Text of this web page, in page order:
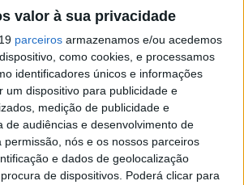
valor à sua privacidade
parceiros armazenamos e/ou acedemos
como cookies, e processamos
identificadores únicos e informações
um dispositivo para publicidade e
medição de publicidade e
de audiências e desenvolvimento de
permissão, nós e os nossos parceiros
e dados de geolocalização
de dispositivos. Poderá clicar para
USERNAME
PASSWORD